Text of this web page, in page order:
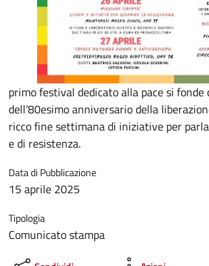
primo festival dedicato alla pace si
dell’80esimo anniversario della
ricco fine settimana di iniziative per
e di resistenza.
Data di Pubblicazione
15 aprile 2025
Tipologia
Comunicato stampa